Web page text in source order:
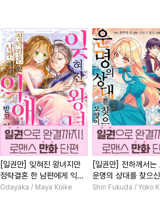
[일권만] 잊혀진 왕녀지만
정략결혼 한 남편에게 익애
받고 있습니다 [단행본]
Odayaka / Maya Koike
[일권만] 전하께서는
운명의 상대를 찾으
이네요 (웃음) [단행
Shin Fukuda / Yoko